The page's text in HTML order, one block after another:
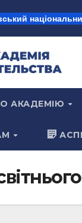
АКАДЕМІЮ